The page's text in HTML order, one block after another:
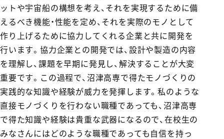
ットや宇宙船の構想を考え、それを実現するために備
えるべき機能・性能を定め、それを実際のモノとして
作り上げるために協力してくれる企業と共に開発を
行います。協力企業との開発では、設計や製造の内容
を理解し、課題を早期に発見し、解決することが大変
重要です。この過程で、沼津高専で得たモノづくりの
実践的な知識や経験が威力を発揮します。私のような
直接モノづくりを行わない職種であっても、沼津高専
で得た知識や経験は貴重な武器になるので、在校生の
みなさんにはどのような職種であっても自信を持っ